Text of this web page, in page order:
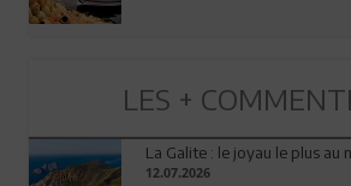
LES +
La Galite : le joyau le plus
12.07.2026